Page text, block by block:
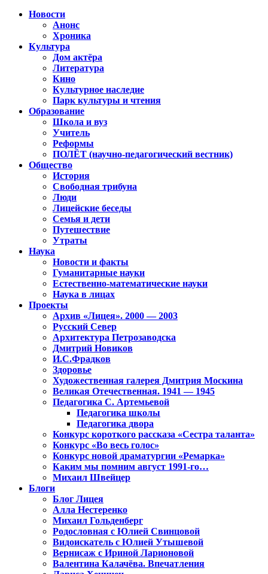
Новости
Анонс
Хроника
Культура
Дом актёра
Литература
Кино
Культурное наследие
Парк культуры и чтения
Образование
Школа и вуз
Учитель
Реформы
ПОЛЁТ (научно-педагогический вестник)
Общество
История
Свободная трибуна
Люди
Лицейские беседы
Семья и дети
Путешествие
Утраты
Наука
Новости и факты
Гуманитарные науки
Естественно-математические науки
Наука в лицах
Проекты
Архив «Лицея». 2000 — 2003
Русский Север
Архитектура Петрозаводска
Дмитрий Новиков
И.С.Фрадков
Здоровье
Художественная галерея Дмитрия Москина
Великая Отечественная. 1941 — 1945
Педагогика С. Артемьевой
Педагогика школы
Педагогика двора
Конкурс короткого рассказа «Сестра таланта»
Конкурс «Во весь голос»
Конкурс новой драматургии «Ремарка»
Каким мы помним август 1991-го…
Михаил Швейцер
Блоги
Блог Лицея
Алла Нестеренко
Михаил Гольденберг
Родословная с Юлией Свинцовой
Видоискатель с Юлией Утышевой
Вернисаж с Ириной Ларионовой
Валентина Калачёва. Впечатления